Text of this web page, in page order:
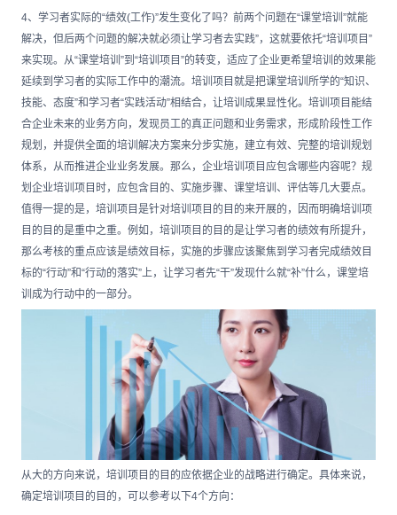
4、学习者实际的“绩效(工作)”发生变化了吗？前两个问题在“课堂培训”就能
解决，但后两个问题的解决就必须让学习者去实践”，这就要依托“培训项目”
来实现。从“课堂培训”到“培训项目”的转变，适应了企业更希望培训的效果能
延续到学习者的实际工作中的潮流。培训项目就是把课堂培训所学的“知识、
技能、态度”和学习者“实践活动”相结合，让培训成果显性化。培训项目能结
合企业未来的业务方向，发现员工的真正问题和业务需求，形成阶段性工作
规划，并提供全面的培训解决方案来分步实施，建立有效、完整的培训规划
体系，从而推进企业业务发展。那么，企业培训项目应包含哪些内容呢？规
划企业培训项目时，应包含目的、实施步骤、课堂培训、评估等几大要点。
值得一提的是，培训项目是针对培训项目的目的来开展的，因而明确培训项
目的目的是重中之重。例如，培训项目的目的是让学习者的绩效有所提升，
那么考核的重点应该是绩效目标，实施的步骤应该聚焦到学习者完成绩效目
标的“行动”和“行动的落实”上，让学习者先“干”发现什么就“补”什么，课堂培
训成为行动中的一部分。
从大的方向来说，培训项目的目的应依据企业的战略进行确定。具体来说，
确定培训项目的目的，可以参考以下4个方向：